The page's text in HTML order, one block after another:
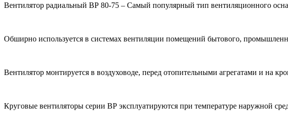
Вентилятор радиальный ВР 80-75 – Самый популярный тип вентиляционного
Обширно используется в системах вентиляции помещений бытового,
Вентилятор монтируется в воздуховоде, перед отопительными агрегатами и на
Круговые вентиляторы серии ВР эксплуатируются при температуре наружной